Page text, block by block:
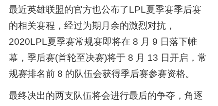
最近英雄联盟的官方也公布了LPL夏季赛季后赛
的相关赛程，经过为期月余的激烈对抗，
2020LPL夏季赛常规赛即将在 8 月 9 日落下帷
幕，季后赛(首轮至决赛)将于 8 月 13 日开启，常
规赛排名前 8 的队伍会获得季后赛参赛资格。
最终决出的两支队伍将会进行最后的争夺，角逐